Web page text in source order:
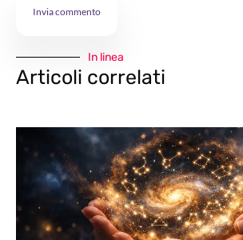
In linea
Articoli correlati